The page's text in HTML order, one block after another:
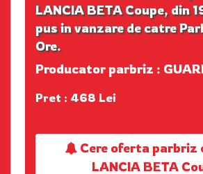
LANCIA BETA Coupe, din
pus in vanzare de catre
Ore.
Producator parbriz :
Pret : 468 Lei
Cere oferta parbriz
LANCIA BETA